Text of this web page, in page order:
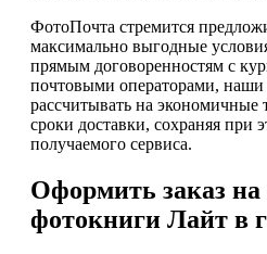
ФотоПочта стремится
максимально выгодные
прямым договоренностям с
почтовыми операторами,
рассчитывать на
сроки доставки, сохраняя при
получаемого сервиса.
Оформить заказ на
фотокниги Лайт в